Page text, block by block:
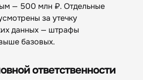
— 500 млн ₽. Отдельные
за утечку
данных — штрафы
базовых.
ответственности